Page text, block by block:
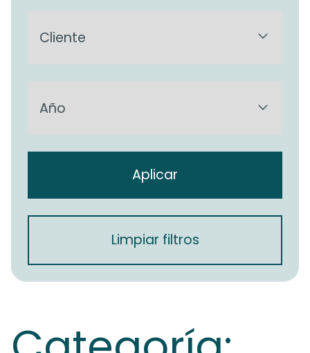
Aplicar
Limpiar filtros